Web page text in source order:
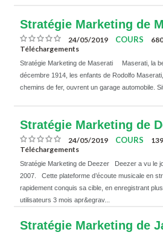
Stratégie Marketing de
24/05/2019 COURS
680
Téléchargements
Stratégie Marketing de Maserati Maserati, la
décembre 1914, les enfants de Rodolfo
chemins de fer, ouvrent un garage automobile.
Stratégie Marketing de
24/05/2019 COURS
Téléchargements
Stratégie Marketing de Deezer Deezer a vu le
2007. Cette plateforme d’écoute musicale en
rapidement conquis sa cible, en enregistrant
utilisateurs 3 mois apr&egrav...
Stratégie Marketing de